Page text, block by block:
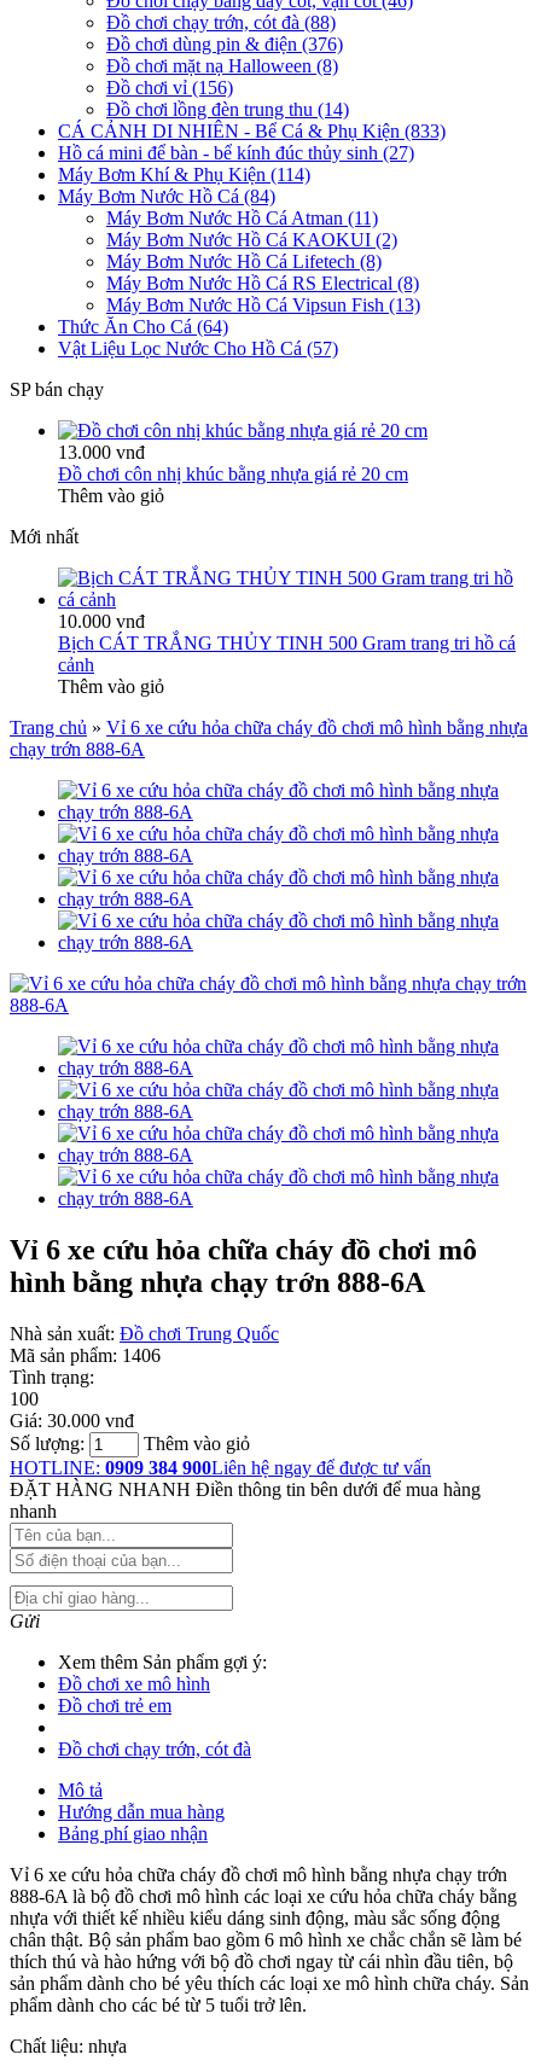
Đồ chơi chạy trớn, cót đà (88)
Đồ chơi dùng pin & điện (376)
Đồ chơi mặt nạ Halloween (8)
Đồ chơi vỉ (156)
Đồ chơi lồng đèn trung thu (14)
CÁ CẢNH DI NHIÊN - Bể Cá & Phụ Kiện (833)
Hồ cá mini để bàn - bể kính đúc thủy sinh (27)
Máy Bơm Khí & Phụ Kiện (114)
Máy Bơm Nước Hồ Cá (84)
Máy Bơm Nước Hồ Cá Atman (11)
Máy Bơm Nước Hồ Cá KAOKUI (2)
Máy Bơm Nước Hồ Cá Lifetech (8)
Máy Bơm Nước Hồ Cá RS Electrical (8)
Máy Bơm Nước Hồ Cá Vipsun Fish (13)
Thức Ăn Cho Cá (64)
Vật Liệu Lọc Nước Cho Hồ Cá (57)
SP bán chạy
13.000 vnđ
Đồ chơi côn nhị khúc bằng nhựa giá rẻ 20 cm
Thêm vào giỏ
Mới nhất
10.000 vnđ
Bịch CÁT TRẮNG THỦY TINH 500 Gram trang tri hồ cá
cảnh
Thêm vào giỏ
Trang chủ » Vỉ 6 xe cứu hỏa chữa cháy đồ chơi mô hình bằng nhựa
chạy trớn 888-6A
Vỉ 6 xe cứu hỏa chữa cháy đồ chơi mô
hình bằng nhựa chạy trớn 888-6A
Nhà sản xuất: Đồ chơi Trung Quốc
Mã sản phẩm: 1406
Tình trạng:
100
Giá: 30.000 vnđ
Số lượng:
Thêm vào giỏ
HOTLINE: 0909 384 900Liên hệ ngay để được tư vấn
ĐẶT HÀNG NHANH Điền thông tin bên dưới để mua hàng
nhanh
Gửi
Xem thêm Sản phẩm gợi ý:
Đồ chơi xe mô hình
Đồ chơi trẻ em
Đồ chơi chạy trớn, cót đà
Mô tả
Hướng dẫn mua hàng
Bảng phí giao nhận
Vỉ 6 xe cứu hỏa chữa cháy đồ chơi mô hình bằng nhựa chạy trớn
888-6A là bộ đồ chơi mô hình các loại xe cứu hỏa chữa cháy bằng
nhựa với thiết kế nhiều kiểu dáng sinh động, màu sắc sống động
chân thật. Bộ sản phẩm bao gồm 6 mô hình xe chắc chắn sẽ làm bé
thích thú và hào hứng với bộ đồ chơi ngay từ cái nhìn đầu tiên, bộ
sản phẩm dành cho bé yêu thích các loại xe mô hình chữa cháy. Sản
phẩm dành cho các bé từ 5 tuổi trở lên.
Chất liệu: nhựa